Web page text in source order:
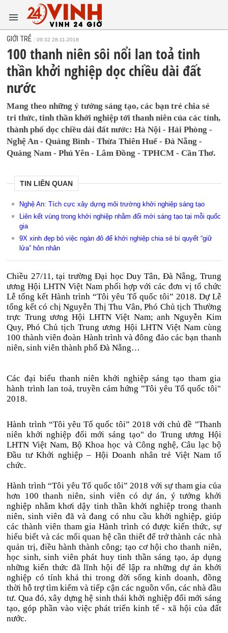
GIỚI TRẺ 09:32 28-11-2018
100 thanh niên sôi nổi lan toả tinh
thần khởi nghiệp dọc chiều dài đất
nước
Mang theo những ý tưởng sáng tạo, các bạn trẻ chia sẻ
tri thức, tinh thần khởi nghiệp tới thanh niên của các tỉnh,
thành phố dọc chiều dài đất nước: Hà Nội - Hải Phòng -
Nghệ An - Quảng Bình - Thừa Thiên Huế - Đà Nẵng -
Quảng Nam - Phú Yên - Lâm Đồng - TPHCM - Cần Thơ.
TIN LIÊN QUAN
Nghệ An: Tích cực xây dựng môi trường khởi nghiệp sáng tạo
Liên kết vùng trong khởi nghiệp nhằm đổi mới sáng tạo tại mỗi quốc
gia
9X xinh đẹp bỏ việc ngàn đô để khởi nghiệp chia sẻ bí quyết “giữ
lửa” hôn nhân
Chiều 27/11, tại trường Đại học Duy Tân, Đà Nẵng, Trung
ương Hội LHTN Việt Nam phối hợp với các đơn vị tổ chức
Lễ tổng kết Hành trình “Tôi yêu Tổ quốc tôi” 2018. Dự Lễ
tổng kết có chị Nguyễn Thị Thu Vân, Phó Chủ tịch Thường
trực Trung ương Hội LHTN Việt Nam; anh Nguyễn Kim
Quy, Phó Chủ tịch Trung ương Hội LHTN Việt Nam cùng
100 thành viên đoàn Hành trình và đông đảo các bạn thanh
niên, sinh viên thành phố Đà Nẵng…
Các đại biểu thanh niên khởi nghiệp sáng tạo tham gia
hành trình lan toả, truyền cảm hứng "Tôi yêu Tổ quốc tôi"
2018.
Hành trình “Tôi yêu Tổ quốc tôi” 2018 với chủ đề "Thanh
niên khởi nghiệp đổi mới sáng tạo" do Trung ương Hội
LHTN Việt Nam, Bộ Khoa học và Công nghệ, Câu lạc bộ
Đầu tư Khởi nghiệp – Hội Doanh nhân trẻ Việt Nam tổ
chức.
Hành trình “Tôi yêu Tổ quốc tôi” 2018 với sự tham gia của
hơn 100 thanh niên, sinh viên có dự án, ý tưởng khởi
nghiệp nhằm khơi dậy tinh thần khởi nghiệp trong thanh
niên, sinh viên đã và đang có nhu cầu khởi nghiệp, giúp
các thành viên tham gia Hành trình có được kiến thức, sự
hiểu biết và các mối quan hệ cần thiết để trở thành các nhà
quản trị, điều hành thành công; tạo cơ hội cho thanh niên,
học sinh, sinh viên phát huy tinh thần sáng tạo, áp dụng
những kiến thức đã lĩnh hội để lập ra những dự án khởi
nghiệp có tính khả thi trong đời sống kinh doanh, đồng
thời hỗ trợ tìm kiếm và tiếp cận các nguồn vốn, các nhà đầu
tư. Qua đó, xây dựng hệ sinh thái khởi nghiệp đổi mới sáng
tạo, góp phần vào việc phát triển kinh tế - xã hội của đất
nước.